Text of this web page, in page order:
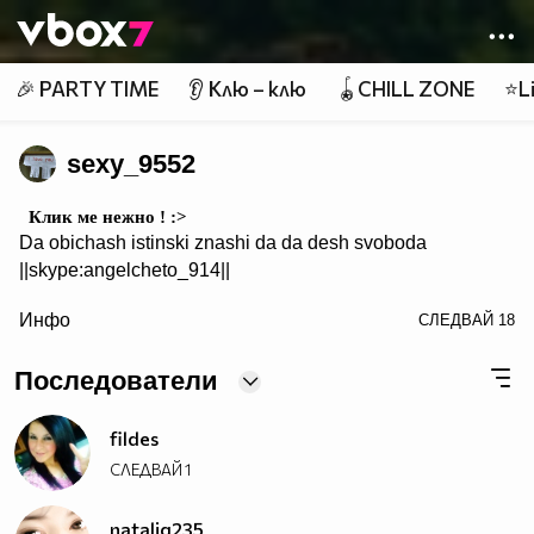
👾
🎉 PARTY TIME 👂 Клю – клю 🪀CHILL ZONE
sexy_9552
Клик ме нежно ! :>
Da obichash istinski znashi da da desh svoboda
||skype:angelcheto_914||
~~~~~~♥♥♥ ♥♥♥ ♥♥♥~~~~~~~~
~~♥♥♥♥♥♥♥♥♥♥♥♥~~♥♥♥♥♥♥♥~~♥♥♥
~♥♥♥♥♥♥♥♥♥♥♥♥♥♥♥♥♥♥♥♥♥♥♥♥~~♥♥♥
~♥♥♥♥♥♥♥♥♥♥♥♥♥♥♥♥♥♥♥♥♥♥♥♥~~♥♥♥
~~♥♥♥♥♥♥♥♥♥♥♥♥♥♥♥♥♥♥♥♥♥♥~~♥♥♥
~~~♥♥♥♥♥♥♥♥♥♥♥♥♥♥♥♥♥♥♥♥♥♥♥
Инфо СЛЕДВАЙ 18
Последователи
fildes
СЛЕДВАЙ1
nataliq235